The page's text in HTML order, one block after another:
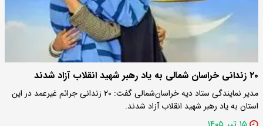
۲۰ زندانی خراسان شمالی به یاد رهبر شهید انقلاب آزاد شدند
مدیر نمایندگی ستاد دیه خراسان‌شمالی گفت: ۲۰ زندانی جرائم غیرعمد در این
استان به یاد رهبر شهید انقلاب آزاد شدند.